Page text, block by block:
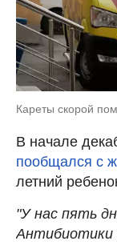
Кареты скорой
В начале
пообщался с
летний
"У нас пять
Антибиотики